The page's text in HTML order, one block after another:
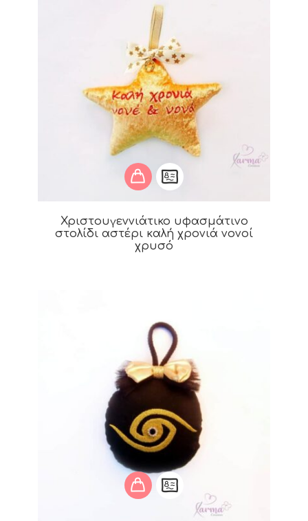
Χριστουγεννιάτικο υφασμάτινο
στολίδι αστέρι καλή χρονιά νονοί
χρυσό